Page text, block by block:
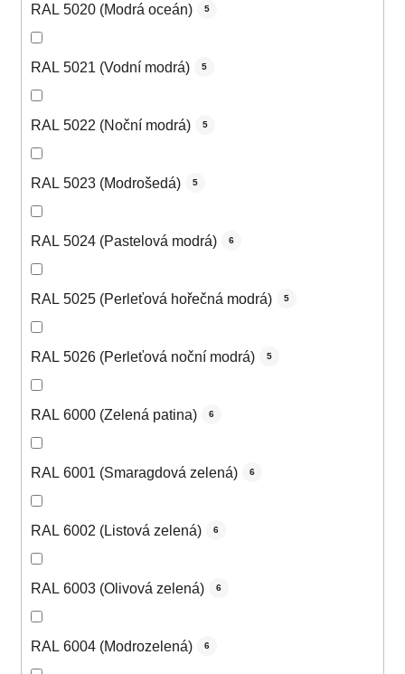
RAL 5020 (Modrá oceán) 5
RAL 5021 (Vodní modrá) 5
RAL 5022 (Noční modrá) 5
RAL 5023 (Modrošedá) 5
RAL 5024 (Pastelová modrá) 6
RAL 5025 (Perleťová hořečná modrá) 5
RAL 5026 (Perleťová noční modrá) 5
RAL 6000 (Zelená patina) 6
RAL 6001 (Smaragdová zelená) 6
RAL 6002 (Listová zelená) 6
RAL 6003 (Olivová zelená) 6
RAL 6004 (Modrozelená) 6